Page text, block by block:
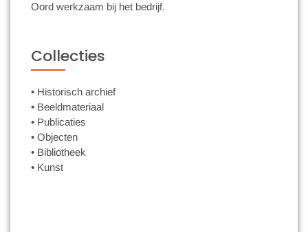
Oord werkzaam bij het bedrijf.
Collecties
• Historisch archief
• Beeldmateriaal
• Publicaties
• Objecten
• Bibliotheek
• Kunst